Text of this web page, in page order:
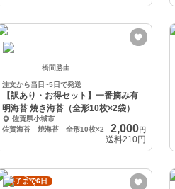
橋間勝由
注文から当日~5日で発送
【訳あり・お得セット】一番摘み有
明海苔 焼き海苔（全形10枚×2袋）
佐賀県小城市
佐賀海苔 焼海苔 全形10枚×2
2,000円
+送料210円
終了まで6日